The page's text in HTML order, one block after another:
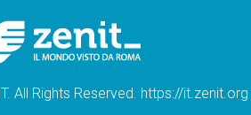
All Rights Reserved. https://it.zenit.org